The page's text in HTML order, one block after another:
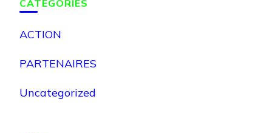
CATÉGORIES
ACTION
PARTENAIRES
Uncategorized